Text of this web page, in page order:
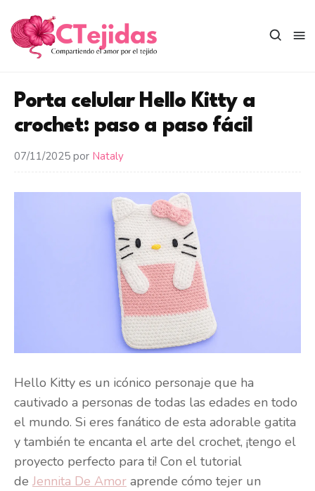
contenido
Porta celular Hello Kitty a
crochet: paso a paso fácil
07/11/2025 por Nataly
Hello Kitty es un icónico personaje que ha
cautivado a personas de todas las edades en todo
el mundo. Si eres fanático de esta adorable gatita
y también te encanta el arte del crochet, ¡tengo el
proyecto perfecto para ti! Con el tutorial
de Jennita De Amor aprende cómo tejer un